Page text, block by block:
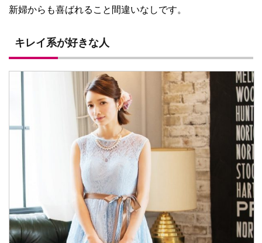
新婦からも喜ばれること間違いなしです。
キレイ系が好きな人